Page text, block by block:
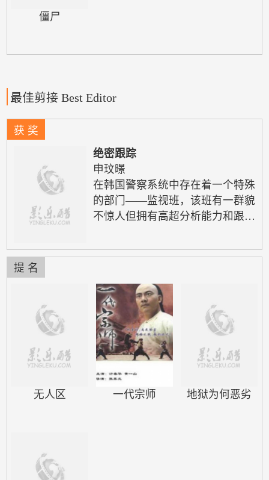
僵尸
最佳剪接 Best Editor
获 奖
绝密跟踪
申玟暻
在韩国警察系统中存在着一个特殊
的部门——监视班，该班有一群貌
不惊人但拥有高超分析能力和跟踪
（薛景求 饰）的指挥下，监视班
珠（韩孝珠 饰）以优异的成绩通
过黄班长极为苛刻的测试，成为监
视班的一员，代号“花猪”。虽然初
出茅庐略显青涩，但花猪很快凭借
其缜密的分析能力赢得班长的信
任。与此同时，以詹姆士（郑雨盛
饰）为首的…
提 名
无人区 一代宗师 地狱为何恶劣